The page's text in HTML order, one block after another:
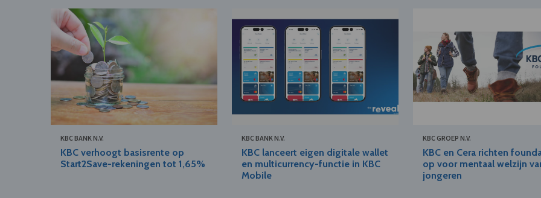
KBC BANK N.V.
KBC verhoogt basisrente op
Start2Save-rekeningen tot 1,65%
KBC BANK N.V.
KBC lanceert eigen digitale wallet
en multicurrency-functie in KBC
Mobile
KBC GROEP N.V.
KBC en Cera richten
op voor mentaal welzijn
jongeren